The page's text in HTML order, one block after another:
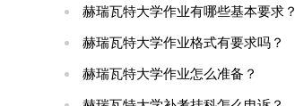
赫瑞瓦特大学作业有哪些基本要求？
赫瑞瓦特大学作业格式有要求吗？
赫瑞瓦特大学作业怎么准备？